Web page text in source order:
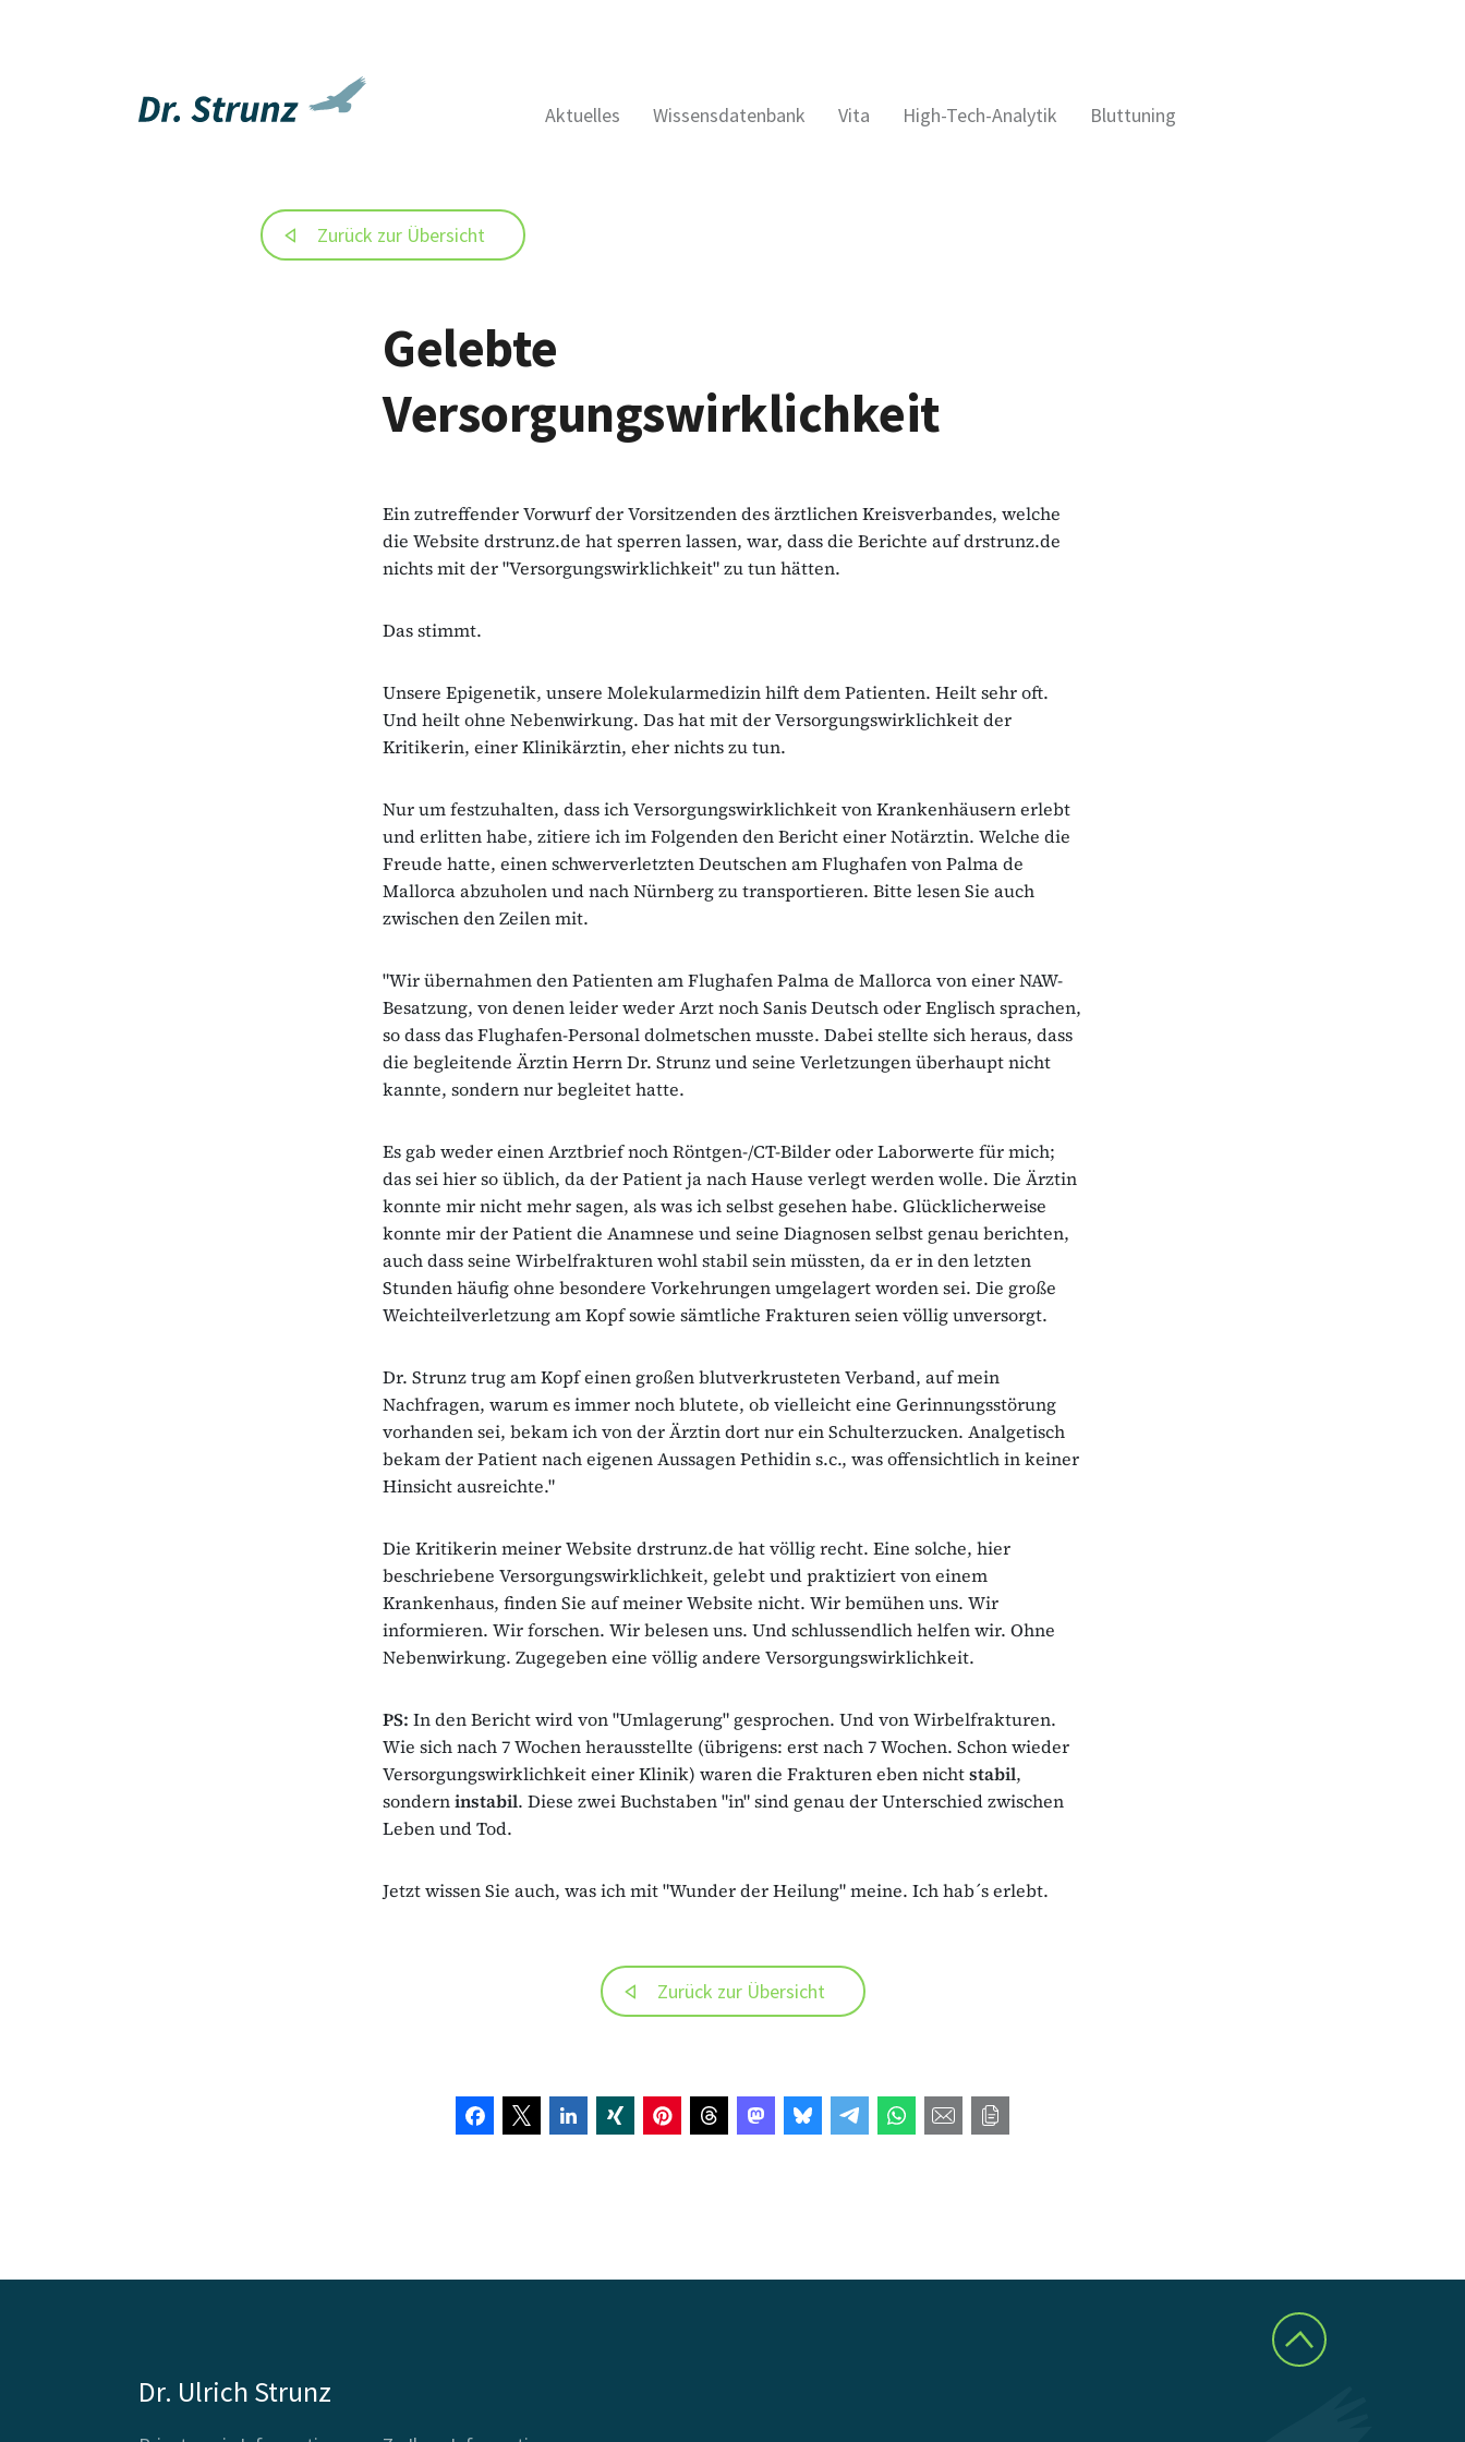
Aktuelles Wissensdatenbank Vita High-Tech-Analytik Bluttuning
Zurück zur Übersicht
Gelebte
Versorgungswirklichkeit
Ein zutreffender Vorwurf der Vorsitzenden des ärztlichen Kreisverbandes, welche
die Website drstrunz.de hat sperren lassen, war, dass die Berichte auf drstrunz.de
nichts mit der "Versorgungswirklichkeit" zu tun hätten.
Das stimmt.
Unsere Epigenetik, unsere Molekularmedizin hilft dem Patienten. Heilt sehr oft.
Und heilt ohne Nebenwirkung. Das hat mit der Versorgungswirklichkeit der
Kritikerin, einer Klinikärztin, eher nichts zu tun.
Nur um festzuhalten, dass ich Versorgungswirklichkeit von Krankenhäusern erlebt
und erlitten habe, zitiere ich im Folgenden den Bericht einer Notärztin. Welche die
Freude hatte, einen schwerverletzten Deutschen am Flughafen von Palma de
Mallorca abzuholen und nach Nürnberg zu transportieren. Bitte lesen Sie auch
zwischen den Zeilen mit.
"Wir übernahmen den Patienten am Flughafen Palma de Mallorca von einer NAW-
Besatzung, von denen leider weder Arzt noch Sanis Deutsch oder Englisch sprachen,
so dass das Flughafen-Personal dolmetschen musste. Dabei stellte sich heraus, dass
die begleitende Ärztin Herrn Dr. Strunz und seine Verletzungen überhaupt nicht
kannte, sondern nur begleitet hatte.
Es gab weder einen Arztbrief noch Röntgen-/CT-Bilder oder Laborwerte für mich;
das sei hier so üblich, da der Patient ja nach Hause verlegt werden wolle. Die Ärztin
konnte mir nicht mehr sagen, als was ich selbst gesehen habe. Glücklicherweise
konnte mir der Patient die Anamnese und seine Diagnosen selbst genau berichten,
auch dass seine Wirbelfrakturen wohl stabil sein müssten, da er in den letzten
Stunden häufig ohne besondere Vorkehrungen umgelagert worden sei. Die große
Weichteilverletzung am Kopf sowie sämtliche Frakturen seien völlig unversorgt.
Dr. Strunz trug am Kopf einen großen blutverkrusteten Verband, auf mein
Nachfragen, warum es immer noch blutete, ob vielleicht eine Gerinnungsstörung
vorhanden sei, bekam ich von der Ärztin dort nur ein Schulterzucken. Analgetisch
bekam der Patient nach eigenen Aussagen Pethidin s.c., was offensichtlich in keiner
Hinsicht ausreichte."
Die Kritikerin meiner Website drstrunz.de hat völlig recht. Eine solche, hier
beschriebene Versorgungswirklichkeit, gelebt und praktiziert von einem
Krankenhaus, finden Sie auf meiner Website nicht. Wir bemühen uns. Wir
informieren. Wir forschen. Wir belesen uns. Und schlussendlich helfen wir. Ohne
Nebenwirkung. Zugegeben eine völlig andere Versorgungswirklichkeit.
PS: In den Bericht wird von "Umlagerung" gesprochen. Und von Wirbelfrakturen.
Wie sich nach 7 Wochen herausstellte (übrigens: erst nach 7 Wochen. Schon wieder
Versorgungswirklichkeit einer Klinik) waren die Frakturen eben nichtstabil,
sonderninstabil. Diese zwei Buchstaben "in" sind genau der Unterschied zwischen
Leben und Tod.
Jetzt wissen Sie auch, was ich mit "Wunder der Heilung" meine. Ich hab´s erlebt.
Zurück zur Übersicht
Dr. Ulrich Strunz